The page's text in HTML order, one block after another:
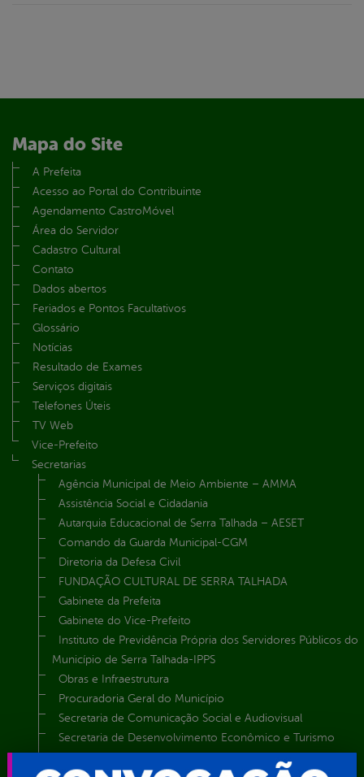
Mapa do Site
A Prefeita
Acesso ao Portal do Contribuinte
Agendamento CastroMóvel
Área do Servidor
Cadastro Cultural
Contato
Dados abertos
Feriados e Pontos Facultativos
Glossário
Notícias
Resultado de Exames
Serviços digitais
Telefones Úteis
TV Web
Vice-Prefeito
Secretarias
Agência Municipal de Meio Ambiente – AMMA
Assistência Social e Cidadania
Autarquia Educacional de Serra Talhada – AESET
Comando da Guarda Municipal-CGM
Diretoria da Defesa Civil
FUNDAÇÃO CULTURAL DE SERRA TALHADA
Gabinete da Prefeita
Gabinete do Vice-Prefeito
Instituto de Previdência Própria dos Servidores Públicos do
Município de Serra Talhada-IPPS
Obras e Infraestrutura
Procuradoria Geral do Município
Secretaria de Comunicação Social e Audiovisual
Secretaria de Desenvolvimento Econômico e Turismo